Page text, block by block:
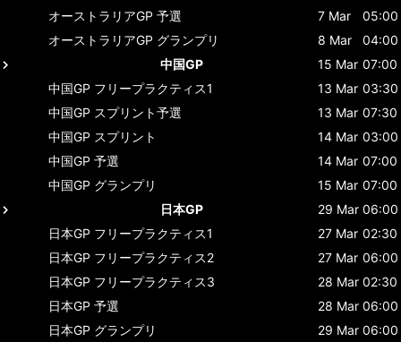
オーストラリアGP 予選 7 Mar
05:00
オーストラリアGP グランプリ 8 Mar
04:00
中国GP
15 Mar 07:00
中国GP フリープラクティス1 13 Mar 03:30
中国GP スプリント予選 13 Mar 07:30
中国GP スプリント 14 Mar 03:00
中国GP 予選 14 Mar 07:00
中国GP グランプリ 15 Mar 07:00
日本GP
29 Mar 06:00
日本GP フリープラクティス1 27 Mar 02:30
日本GP フリープラクティス2 27 Mar 06:00
日本GP フリープラクティス3 28 Mar 02:30
日本GP 予選 28 Mar 06:00
日本GP グランプリ 29 Mar 06:00